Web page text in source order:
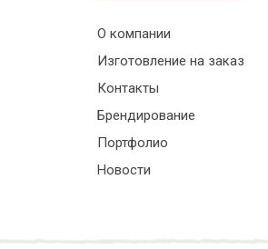
О компании
Изготовление на заказ
Контакты
Брендирование
Портфолио
Новости